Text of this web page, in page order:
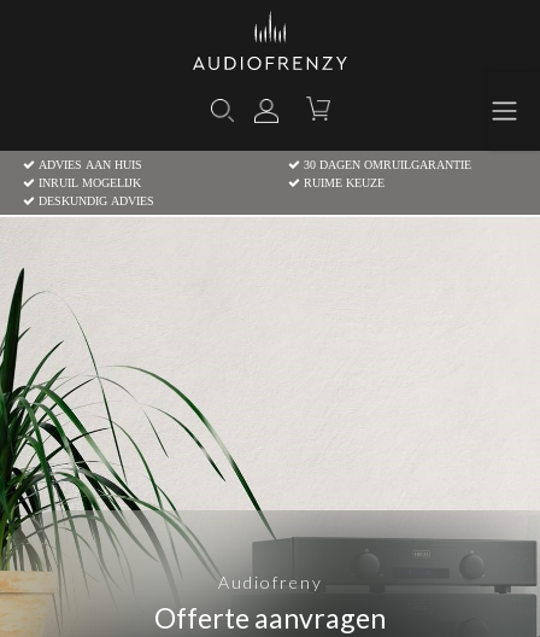
ADVIES AAN HUIS
30 DAGEN OMRUILGARANTIE
INRUIL MOGELIJK
RUIME KEUZE
DESKUNDIG ADVIES
Audiofreny
Offerte aanvragen